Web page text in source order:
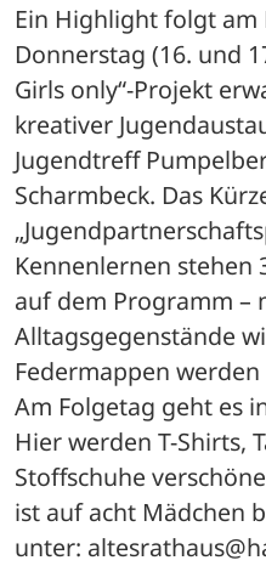
Ein Highlight folgt
Donnerstag (16. und
Girls only“-Projekt
kreativer
Jugendtreff
Scharmbeck. Das
Kennenlernen stehen
auf dem Programm –
Alltagsgegenstände
Federmappen
Am Folgetag geht es
Hier werden T-Shirts,
Stoffschuhe
ist auf acht Mädchen
unter: